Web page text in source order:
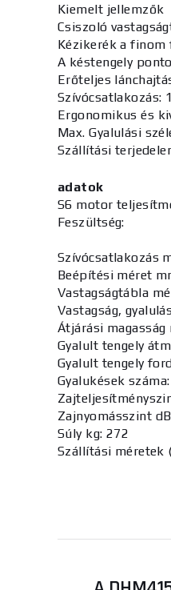
Kiemelt jellemzők
Csiszoló
Kézikerék a finom
A késtengely
Erőteljes
Szívócsatlakozás:
Ergonomikus és
Max. Gyalulási
Szállítási
adatok
S6 motor
Feszültség:
Szívócsatlakozás
Beépítési méret
Vastagságtábla
Vastagság,
Átjárási magasság
Gyalult tengely
Gyalult tengely
Gyalukések
Zajnyomásszint
Súly kg: 272
Szállítási